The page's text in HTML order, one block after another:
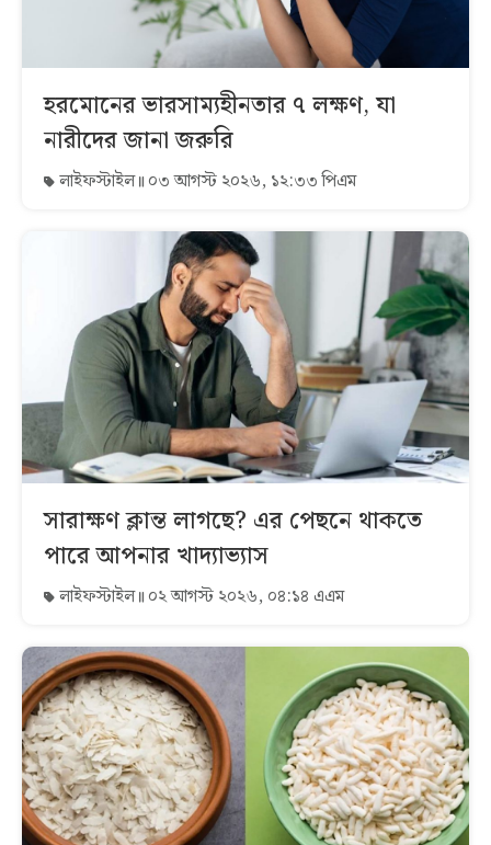
হরমোনের ভারসাম্যহীনতার ৭ লক্ষণ, যা
নারীদের জানা জরুরি
লাইফস্টাইল ০৩ আগস্ট ২০২৬, ১২:৩৩ পিএম
সারাক্ষণ ক্লান্ত লাগছে? এর পেছনে থাকতে
পারে আপনার খাদ্যাভ্যাস
লাইফস্টাইল ০২ আগস্ট ২০২৬, ০৪:১৪ এএম